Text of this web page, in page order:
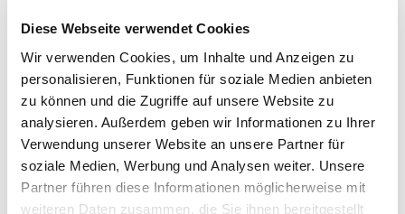
Diese Webseite verwendet Cookies
Wir verwenden Cookies, um Inhalte und Anzeigen zu
personalisieren, Funktionen für soziale Medien anbieten
zu können und die Zugriffe auf unsere Website zu
analysieren. Außerdem geben wir Informationen zu Ihrer
Verwendung unserer Website an unsere Partner für
soziale Medien, Werbung und Analysen weiter. Unsere
Partner führen diese Informationen möglicherweise mit
weiteren Daten zusammen, die Sie ihnen bereitgestellt
ca. 11.62 km entfernt
Rodenbergstr. 47, 44287 Dortmund
Telefon:+492314447983
Geöffnet schließt um 18:30 Uhr